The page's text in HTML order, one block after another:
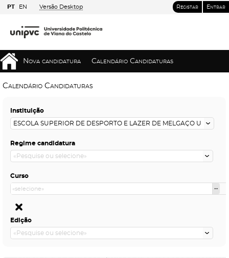
PT EN Versão Desktop Registar Entrar
Nova candidatura Calendário Candidaturas
Calendário Candidaturas
Instituição
Regime candidatura
Curso
Edição